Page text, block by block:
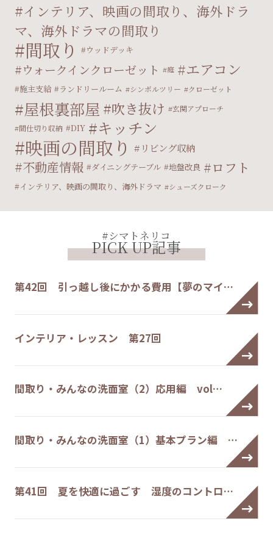
インテリア、映画の間取り、海外ドラ
マ、海外ドラマの間取り
間取り ウッドデッキ
ウォークインクローゼット 庭 エアコン
施主支給 ランドリールーム シンボルツリー クローゼット
屋根裏部屋 吹き抜け
玄関アプローチ
間仕切り収納
DIY キッチン
映画の間取り リビング収納
不動産情報 ダイニングテーブル 地盤改良 ロフト
インテリア、映画の間取り、海外ドラマ シューズクローク
#シマトネリコ
PICK UP記事
第42回 引っ越し後にかかる費用【夢のマイ…
インテリア・レッスン 第27回
間取り・みんなの洗面室（2）応用編 vol…
間取り・みんなの洗面室（1）基本プラン編 …
第41回 夏を快適に過ごす 湿度のコントロ…